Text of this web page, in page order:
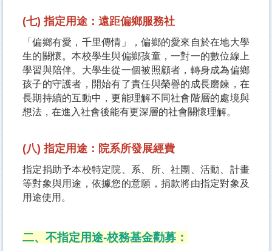
(七) 指定用途：遠距偏鄉服務社
「偏鄉有愛，千里傳情」，偏鄉的愛來自於在地大學
生的關懷。本校學生與偏鄉孩童，一對一的數位線上
學習與陪伴。大學生從一個被照顧者，轉身成為偏鄉
孩子的守護者，開始有了責任與榮譽的成長磨鍊，在
長期持續的互動中，更能理解不同社會階層的處境與
想法，在進入社會後能有更深層的社會關懷理解。
(八) 指定用途：院系所發展經費
指定捐助予本校特定院、系、所、社團、活動、計畫
等對象與用途，依據您的意願，捐款將由指定對象及
用途使用。
二、不指定用途-校務基金勸募：